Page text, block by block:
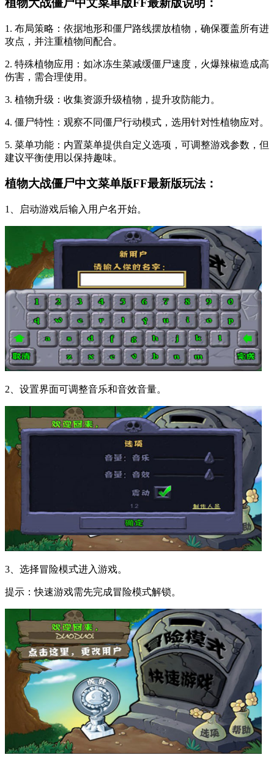
植物大战僵尸中文菜单版FF最新版说明：
1. 布局策略：依据地形和僵尸路线摆放植物，确保覆盖所有进
攻点，并注重植物间配合。
2. 特殊植物应用：如冰冻生菜减缓僵尸速度，火爆辣椒造成高
伤害，需合理使用。
3. 植物升级：收集资源升级植物，提升攻防能力。
4. 僵尸特性：观察不同僵尸行动模式，选用针对性植物应对。
5. 菜单功能：内置菜单提供自定义选项，可调整游戏参数，但
建议平衡使用以保持趣味。
植物大战僵尸中文菜单版FF最新版玩法：
1、启动游戏后输入用户名开始。
2、设置界面可调整音乐和音效音量。
3、选择冒险模式进入游戏。
提示：快速游戏需先完成冒险模式解锁。